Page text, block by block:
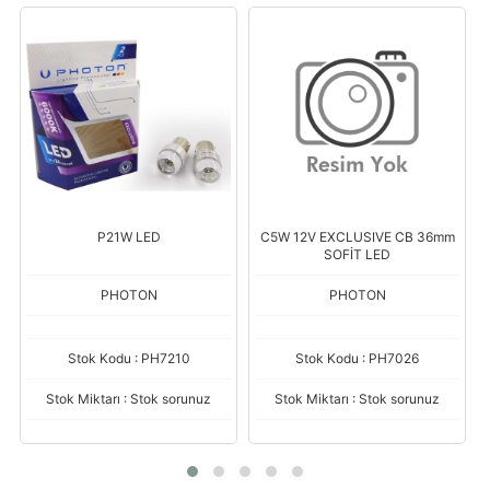
P21W LED
PHOTON
Stok Kodu : PH7210
Stok Miktarı : Stok sorunuz
C5W 12V EXCLUSIVE CB 36mm
SOFİT LED
PHOTON
Stok Kodu : PH7026
Stok Miktarı : Stok sorunuz